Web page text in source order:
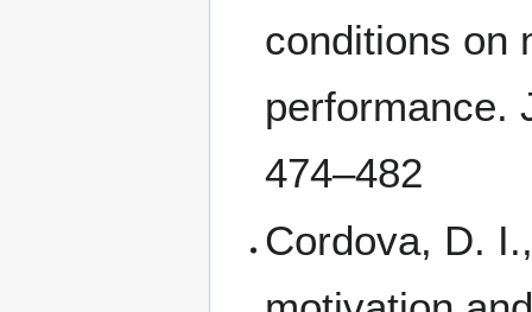
conditions on
performance.
474–482
Cordova, D.